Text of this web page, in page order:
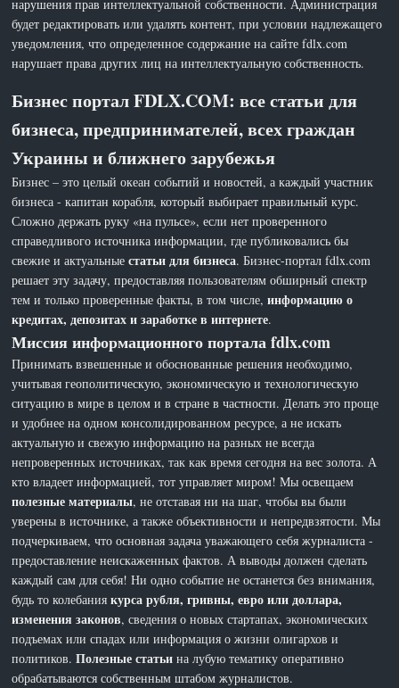
нарушения прав интеллектуальной собственности. Администрация
будет редактировать или удалять контент, при условии надлежащего
уведомления, что определенное содержание на сайте fdlx.com
нарушает права других лиц на интеллектуальную собственность.
Бизнес портал FDLX.COM: все статьи для
бизнеса, предпринимателей, всех граждан
Украины и ближнего зарубежья
Бизнес – это целый океан событий и новостей, а каждый участник
бизнеса - капитан корабля, который выбирает правильный курс.
Сложно держать руку «на пульсе», если нет проверенного
справедливого источника информации, где публиковались бы
свежие и актуальныестатьи для бизнеса. Бизнес-портал fdlx.com
решает эту задачу, предоставляя пользователям обширный спектр
тем и только проверенные факты, в том числе,информацию о
кредитах, депозитах и заработке в интернете.
Миссия информационного портала fdlx.com
Принимать взвешенные и обоснованные решения необходимо,
учитывая геополитическую, экономическую и технологическую
ситуацию в мире в целом и в стране в частности. Делать это проще
и удобнее на одном консолидированном ресурсе, а не искать
актуальную и свежую информацию на разных не всегда
непроверенных источниках, так как время сегодня на вес золота. А
кто владеет информацией, тот управляет миром! Мы освещаем
полезные материалы, не отставая ни на шаг, чтобы вы были
уверены в источнике, а также объективности и непредвзятости. Мы
подчеркиваем, что основная задача уважающего себя журналиста -
предоставление неискаженных фактов. А выводы должен сделать
каждый сам для себя! Ни одно событие не останется без внимания,
будь то колебаниякурса рубля, гривны, евро или доллара,
изменения законов, сведения о новых стартапах, экономических
подъемах или спадах или информация о жизни олигархов и
политиков.Полезные статьи на лубую тематику оперативно
обрабатываются собственным штабом журналистов.